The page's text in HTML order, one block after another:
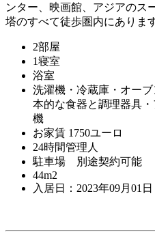
ンター、映画館、アジアのス
塔のすべて徒歩圏内にあります
2部屋
1寝室
浴室
洗濯機・冷蔵庫・オー
本的な食器と調理器具
機
お家賃 1750ユーロ
24時間管理人
駐車場 別途契約可能
44m2
入居日：2023年09月01日